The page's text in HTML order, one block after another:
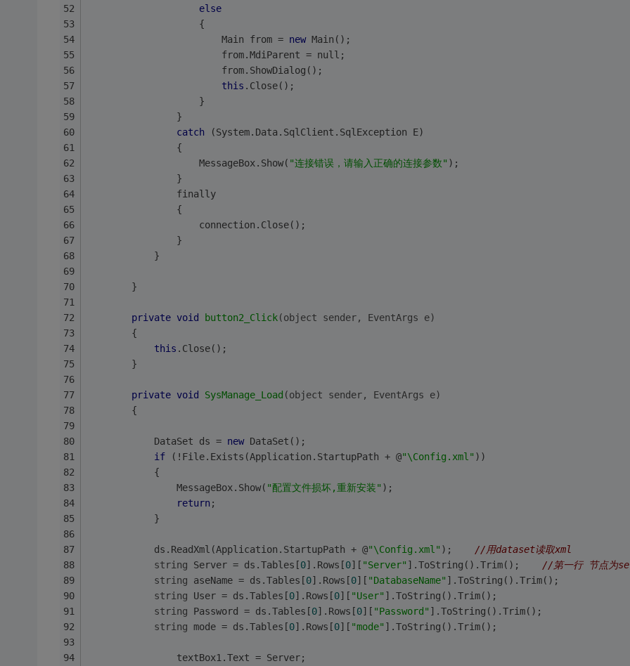
else
                    {
                        Main from =
new Main();
                        from.MdiParent = null;
                        from.ShowDialog();
this .Close();
                    }
                }
catch (System.Data.SqlClient.SqlException E)
                {
                    MessageBox.Show(
"连接错误，请输入正确的连接参数" );
                }
                finally
                {
                    connection.Close();
                }
            }
        }
private void button2_Click(object sender, EventArgs e)
        {
this .Close();
        }
private void SysManage_Load (object sender, EventArgs e)
        {
            DataSet ds =
new DataSet();
if (!File.Exists(Application.StartupPath + @"\Config.xml" ))
            {
                MessageBox.Show(
"配置文件损坏,重新安装" );
return;
            }
            ds.ReadXml(Application.StartupPath + @
"\Config.xml" ); //用dataset读取xml
string Server = ds.Tables[0].Rows[0][ "Server" ].ToString().Trim(); //第一行 节点为
string aseName = ds.Tables[0].Rows[0][ "DatabaseName" ].ToString().Trim();
string User = ds.Tables[0].Rows[0][ "User" ].ToString().Trim();
string Password = ds.Tables[0].Rows[0][ "Password" ].ToString().Trim();
string mode = ds.Tables[0].Rows[0][ "mode" ].ToString().Trim();
                textBox1.Text = Server;